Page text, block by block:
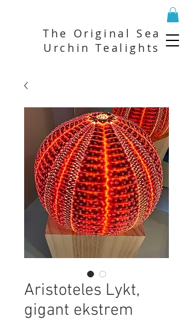
The Original Sea
Urchin Tealights
Aristoteles Lykt,
gigant ekstrem